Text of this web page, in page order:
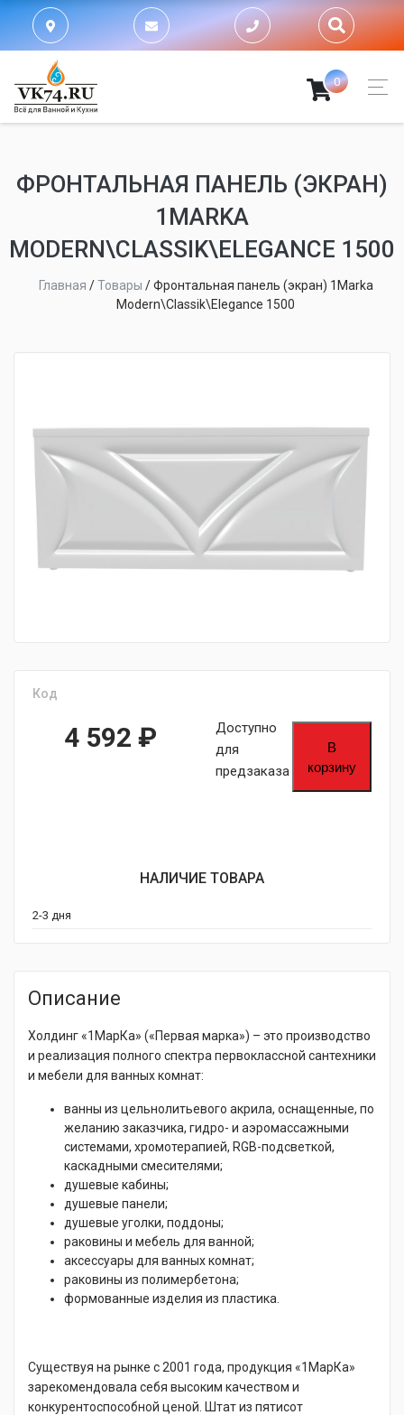
0
ФРОНТАЛЬНАЯ ПАНЕЛЬ (ЭКРАН)
1MARKA
MODERN\CLASSIK\ELEGANCE 1500
Главная /Товары /Фронтальная панель (экран) 1Marka
Modern\Classik\Elegance 1500
Код
4 592 ₽
Доступно
для
предзаказа
В
корзину
НАЛИЧИЕ ТОВАРА
2-3 дня
Описание
Холдинг «1МарКа» («Первая марка») – это производство
и реализация полного спектра первоклассной сантехники
и мебели для ванных комнат:
ванны из цельнолитьевого акрила, оснащенные, по
желанию заказчика, гидро- и аэромассажными
системами, хромотерапией, RGB-подсветкой,
каскадными смесителями;
душевые кабины;
душевые панели;
душевые уголки, поддоны;
раковины и мебель для ванной;
аксессуары для ванных комнат;
раковины из полимербетона;
формованные изделия из пластика.
Существуя на рынке с 2001 года, продукция «1МарКа»
зарекомендовала себя высоким качеством и
конкурентоспособной ценой. Штат из пятисот